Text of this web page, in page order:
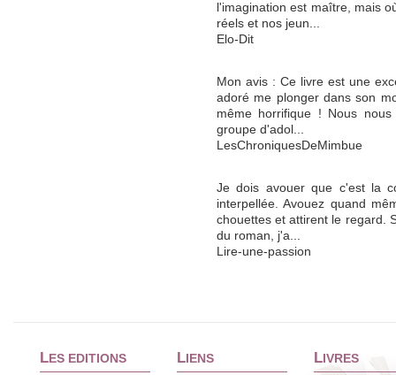
l'imagination est maître, mais
réels et nos jeun...
Elo-Dit
Mon avis : Ce livre est une
adoré me plonger dans son
même horrifique ! Nous
groupe d'adol...
LesChroniquesDeMimbue
Je dois avouer que c'est la
interpellée. Avouez quand
chouettes et attirent le regard.
du roman, j'a...
Lire-une-passion
LES EDITIONS LIENS LIVRES